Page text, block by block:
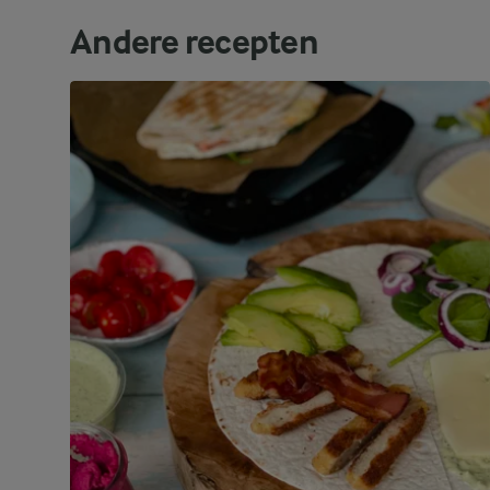
Andere recepten